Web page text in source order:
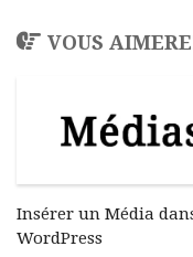
VOUS
Insérer un Média
WordPress